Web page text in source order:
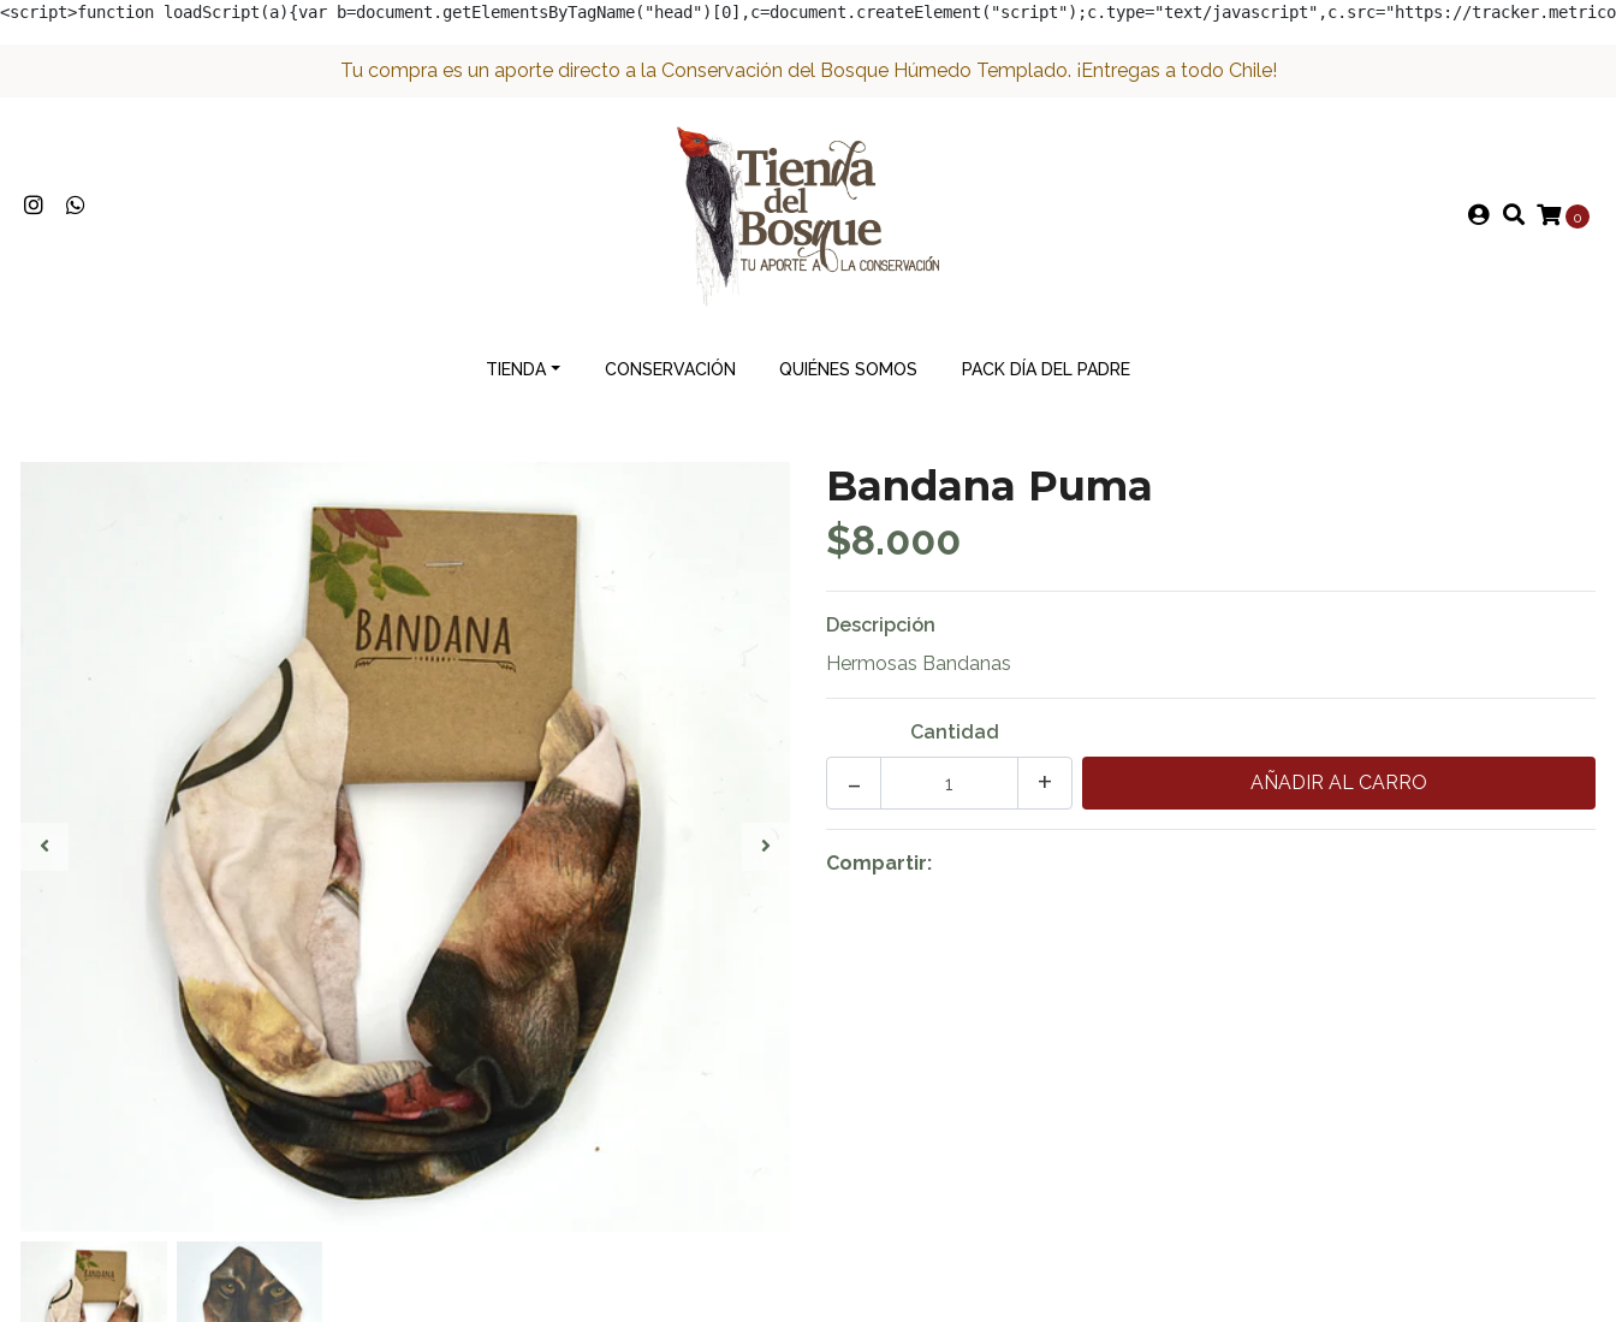
<script>function loadScript(a){var b=document.getElementsByTagName("head")[0],c=document.createElement("script");c.type="text/javascript",c.src="https://
Tu compra es un aporte directo a la Conservación del Bosque Húmedo Templado. ¡Entregas a todo Chile!
0
TIENDA CONSERVACIÓN QUIÉNES SOMOS PACK DÍA DEL PADRE
Bandana Puma
$8.000
Descripción
Hermosas Bandanas
Cantidad
+
-
Compartir: